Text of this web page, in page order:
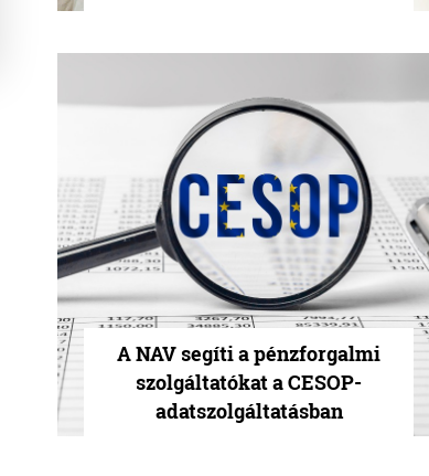
A NAV segíti a pénzforgalmi
szolgáltatókat a CESOP-
adatszolgáltatásban